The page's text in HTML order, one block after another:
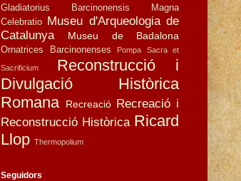
Gladiatorius Barcinonensis
Magna
Celebratio Museu d'Arqueologia de
Catalunya
Museu de Badalona
Ornatrices Barcinonenses Pompa Sacra et
Sacrificium
Reconstrucció i
Divulgació Històrica
Romana
Recreació Recreació i
Reconstrucció Històrica Ricard
Llop Thermopolium
Seguidors